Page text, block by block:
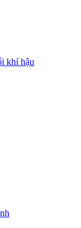
khí hậu